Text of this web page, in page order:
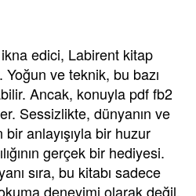
edici, Labirent kitap
ve teknik, bu bazı
Ancak, konuyla pdf fb2
Sessizlikte, dünyanın ve
bir anlayışıyla bir huzur
gerçek bir hediyesi.
sıra, bu kitabı sadece
deneyimi olarak değil,